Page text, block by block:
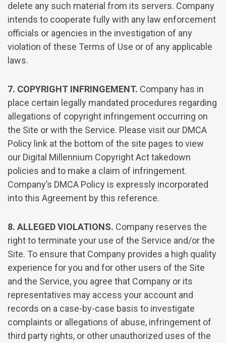
delete any such material from its servers. Company
intends to cooperate fully with any law enforcement
officials or agencies in the investigation of any
violation of these Terms of Use or of any applicable
laws.
7. COPYRIGHT INFRINGEMENT. Company has in
place certain legally mandated procedures regarding
allegations of copyright infringement occurring on
the Site or with the Service. Please visit our DMCA
Policy link at the bottom of the site pages to view
our Digital Millennium Copyright Act takedown
policies and to make a claim of infringement.
Company’s DMCA Policy is expressly incorporated
into this Agreement by this reference.
8. ALLEGED VIOLATIONS. Company reserves the
right to terminate your use of the Service and/or the
Site. To ensure that Company provides a high quality
experience for you and for other users of the Site
and the Service, you agree that Company or its
representatives may access your account and
records on a case-by-case basis to investigate
complaints or allegations of abuse, infringement of
third party rights, or other unauthorized uses of the